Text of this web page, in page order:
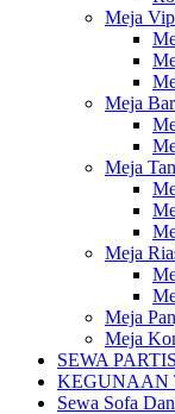
Meja
Meja Bar
Meja
Meja
Meja
Meja
SEWA
KEGUNAAN
Sewa Sofa